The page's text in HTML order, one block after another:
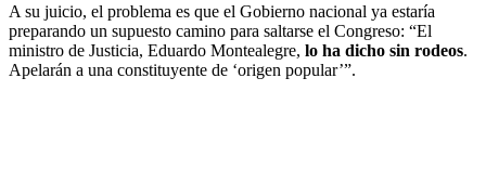
A su juicio, el problema es que el Gobierno nacional ya estaría
preparando un supuesto camino para saltarse el Congreso: “El
ministro de Justicia, Eduardo Montealegre, lo ha dicho sin rodeos.
Apelarán a una constituyente de ‘origen popular’”.